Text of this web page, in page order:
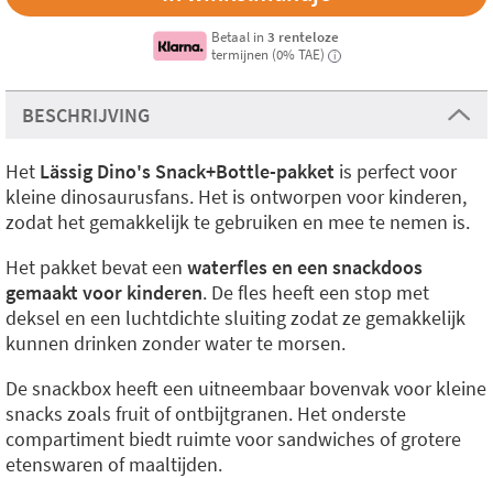
Betaal in3 renteloze
termijnen (0% TAE)
i
BESCHRIJVING
Het Lässig Dino's Snack+Bottle-pakket is perfect voor
kleine dinosaurusfans. Het is ontworpen voor kinderen,
zodat het gemakkelijk te gebruiken en mee te nemen is.
Het pakket bevat een waterfles en een snackdoos
gemaakt voor kinderen. De fles heeft een stop met
deksel en een luchtdichte sluiting zodat ze gemakkelijk
kunnen drinken zonder water te morsen.
De snackbox heeft een uitneembaar bovenvak voor kleine
snacks zoals fruit of ontbijtgranen. Het onderste
compartiment biedt ruimte voor sandwiches of grotere
etenswaren of maaltijden.